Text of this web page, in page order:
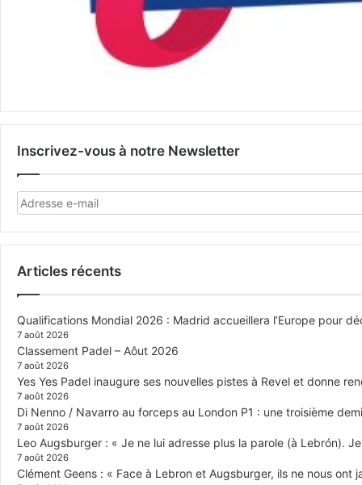
Inscrivez-vous à notre Newsletter
Articles récents
Qualifications Mondial 2026 : Madrid accueillera l’Europe pour
7 août 2026
Classement Padel – Aôut 2026
7 août 2026
Yes Yes Padel inaugure ses nouvelles pistes à Revel et donne
7 août 2026
Di Nenno / Navarro au forceps au London P1 : une troisième
7 août 2026
Leo Augsburger : « Je ne lui adresse plus la parole (à Lebrón).
7 août 2026
Clément Geens : « Face à Lebron et Augsburger, ils ne nous ont